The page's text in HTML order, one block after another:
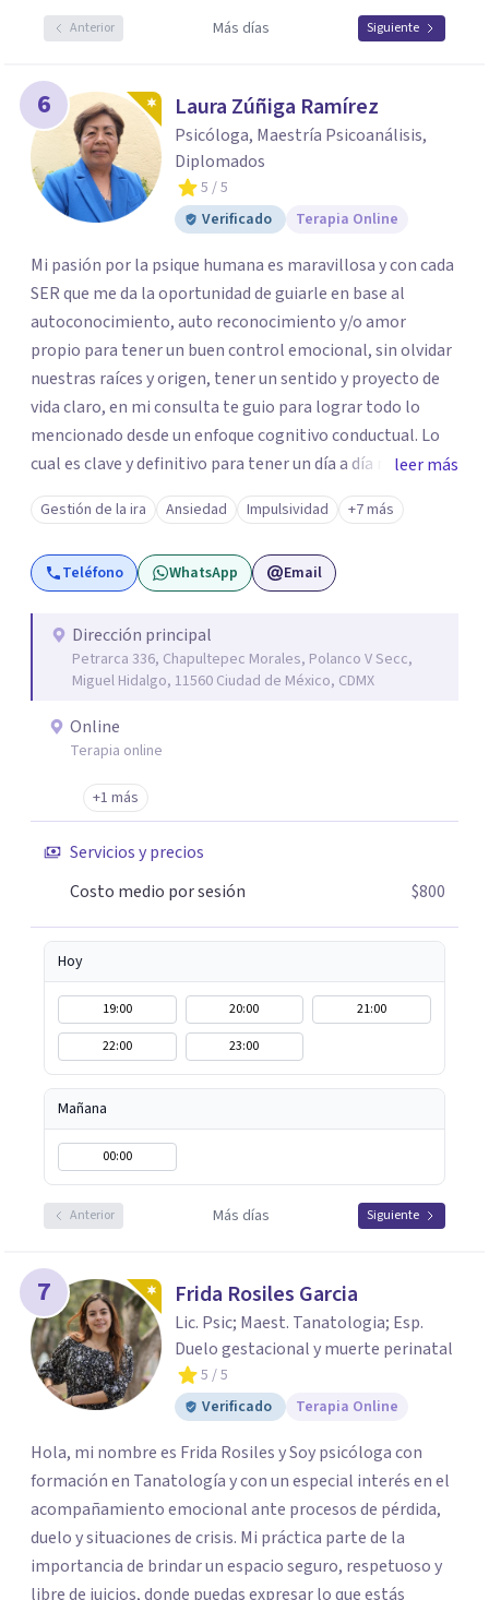
Anterior Más días Siguiente
6 Laura Zúñiga Ramírez
Psicóloga, Maestría Psicoanálisis,
Diplomados
5 / 5
Verificado
Terapia Online
Mi pasión por la psique humana es maravillosa y con cada
SER que me da la oportunidad de guiarle en base al
autoconocimiento, auto reconocimiento y/o amor
propio para tener un buen control emocional, sin olvidar
nuestras raíces y origen, tener un sentido y proyecto de
vida claro, en mi consulta te guio para lograr todo lo
mencionado desde un enfoque cognitivo conductual. Lo
cual es clave y definitivo para tener un día a día mucho
mas llevadero y productivo. Aún cuando también en base
a la problemática sugiero trabajar desde un enfoque
psicoanalítico.
leer más
Gestión de la ira Ansiedad Impulsividad +7 más
Teléfono WhatsApp Email
Dirección principal
Petrarca 336, Chapultepec Morales, Polanco V Secc,
Miguel Hidalgo, 11560 Ciudad de México, CDMX
Online
Terapia online
+1 más
Servicios y precios
Costo medio por sesión
$800
Hoy
19:00 20:00
21:00
22:00
23:00
Mañana
00:00
Anterior Más días Siguiente
7 Frida Rosiles Garcia
Lic. Psic; Maest. Tanatologia; Esp.
Duelo gestacional y muerte perinatal
5 / 5
Verificado
Terapia Online
Hola, mi nombre es Frida Rosiles y Soy psicóloga con
formación en Tanatología y con un especial interés en el
acompañamiento emocional ante procesos de pérdida,
duelo y situaciones de crisis. Mi práctica parte de la
importancia de brindar un espacio seguro, respetuoso y
libre de juicios, donde puedas expresar lo que estás